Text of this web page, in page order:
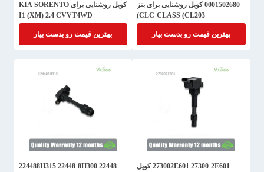
0001502680 کویل روشنایی برای بنز
CLC-CLASS (CL203)
بهترین قیمت رو بدست بیار
کویل روشنایی برای KIA SORENTO
I1 (XM) 2.4 CVVT4WD
بهترین قیمت رو بدست بیار
273002E601 27300-2E601 کویل
224488H315 22448-8H300 22448-